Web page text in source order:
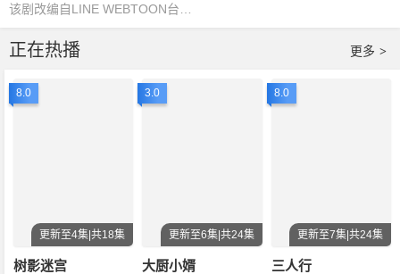
正在热播 更多 >
8.0
更新至4集|共18集
树影迷宫
3.0
更新至6集|共24集
大厨小婿
8.0
更新至7集|共24集
三人行